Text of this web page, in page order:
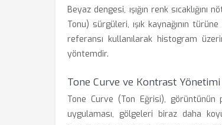
Beyaz dengesi, ışığın renk
Tonu) sürgüleri, ışık kaynağının
referansı kullanılarak histogram
yöntemdir.
Tone Curve ve Kontrast Yönetimi
Tone Curve (Ton Eğrisi),
uygulaması, gölgeleri biraz daha